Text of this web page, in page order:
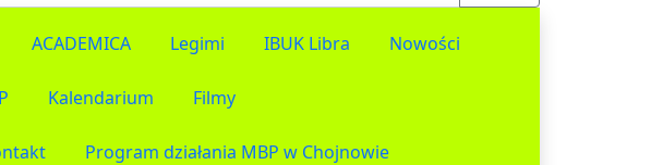
ACADEMICA Legimi IBUK Libra Nowości
Kalendarium Filmy
Program działania MBP w Chojnowie